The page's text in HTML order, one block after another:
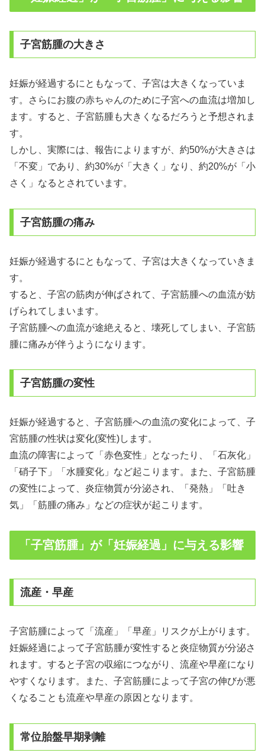
子宮筋腫の大きさ
妊娠が経過するにともなって、子宮は大きくなっていま
す。さらにお腹の赤ちゃんのために子宮への血流は増加し
ます。すると、子宮筋腫も大きくなるだろうと予想されま
す。
しかし、実際には、報告によりますが、約50%が大きさは
「不変」であり、約30%が「大きく」なり、約20%が「小
さく」なるとされています。
子宮筋腫の痛み
妊娠が経過するにともなって、子宮は大きくなっていきま
す。
すると、子宮の筋肉が伸ばされて、子宮筋腫への血流が妨
げられてしまいます。
子宮筋腫への血流が途絶えると、壊死してしまい、子宮筋
腫に痛みが伴うようになります。
子宮筋腫の変性
妊娠が経過すると、子宮筋腫への血流の変化によって、子
宮筋腫の性状は変化(変性)します。
血流の障害によって「赤色変性」となったり、「石灰化」
「硝子下」「水腫変化」など起こります。また、子宮筋腫
の変性によって、炎症物質が分泌され、「発熱」「吐き
気」「筋腫の痛み」などの症状が起こります。
「子宮筋腫」が「妊娠経過」に与える影響
流産・早産
子宮筋腫によって「流産」「早産」リスクが上がります。
妊娠経過によって子宮筋腫が変性すると炎症物質が分泌さ
れます。すると子宮の収縮につながり、流産や早産になり
やすくなります。また、子宮筋腫によって子宮の伸びが悪
くなることも流産や早産の原因となります。
常位胎盤早期剥離